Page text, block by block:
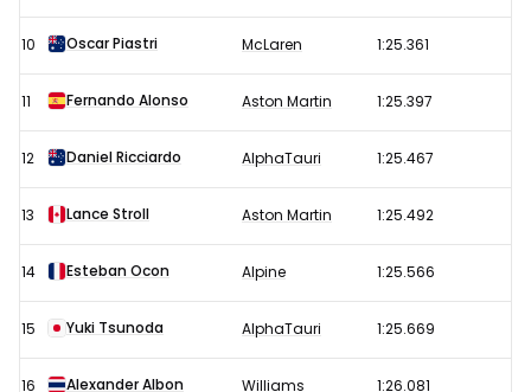
10 Oscar Piastri McLaren 1:25.361
11 Fernando Alonso Aston Martin 1:25.397
12 Daniel Ricciardo AlphaTauri 1:25.467
13 Lance Stroll Aston Martin 1:25.492
14 Esteban Ocon Alpine 1:25.566
15 Yuki Tsunoda AlphaTauri 1:25.669
16 Alexander Albon Williams 1:26.081